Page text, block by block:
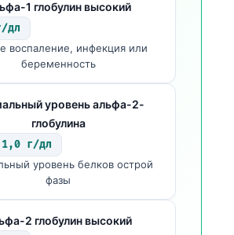
1 глобулин высокий
дл
воспаление, инфекция или
беременность
уровень альфа-2-
глобулина
г/дл
уровень белков острой
фазы
2 глобулин высокий